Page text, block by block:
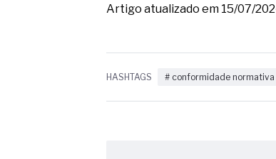
Artigo atualizado em 15/07/
HASHTAGS # conformidade normativa